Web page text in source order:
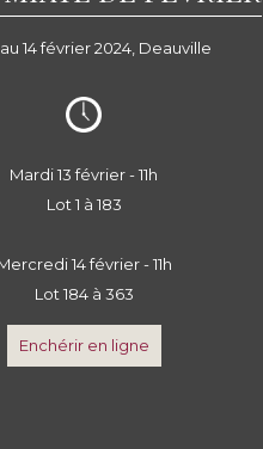
au 14 février 2024, Deauville
Mardi 13 février - 11h
Lot 1 à 183
14 février - 11h
Lot 184 à 363
Enchérir en ligne